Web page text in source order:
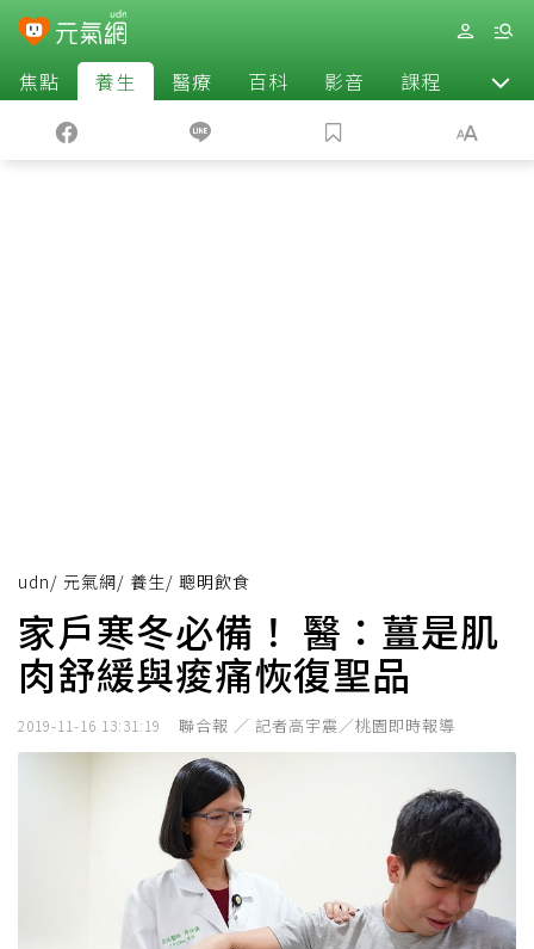
焦點 養生 醫療 百科 影音 課程 退休
udn/ 元氣網/ 養生/ 聰明飲食
家戶寒冬必備！ 醫：薑是肌
肉舒緩與痠痛恢復聖品
2019-11-16 13:31:19 聯合報 ／ 記者高宇震／桃園即時報導